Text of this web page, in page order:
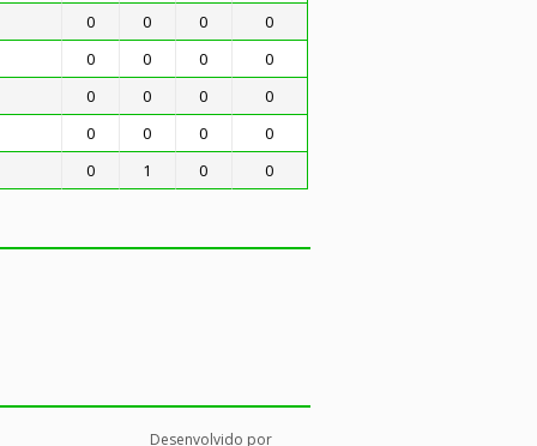
0 0 0
0
0 0 0
0
0 0 0
0
0 0 0
0
0 1 0 0
Desenvolvido por